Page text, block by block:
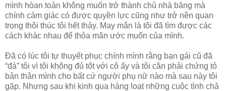
mình hòan toàn không muốn trở thành chủ nhà băng mà
chính cảm giác có được quyền lực cũng như trở nên quan
trọng thôi thúc tôi hết thảy. May mắn là tôi đã tìm được các
cách khác nhau để thỏa mãn ước muốn của mình.
Đã có lúc tôi tự thuyết phục chính mình rằng bạn gái cũ đã
“đá” tôi vì tôi không đủ tốt với cô ấy và tôi cần phải chứng tỏ
bản thân mình cho bất cứ người phụ nữ nào mà sau này tôi
gặp. Nhưng sau khi kinh qua hàng loạt những cuộc tình chả